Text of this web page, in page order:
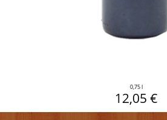
0,75 l
12,05 €